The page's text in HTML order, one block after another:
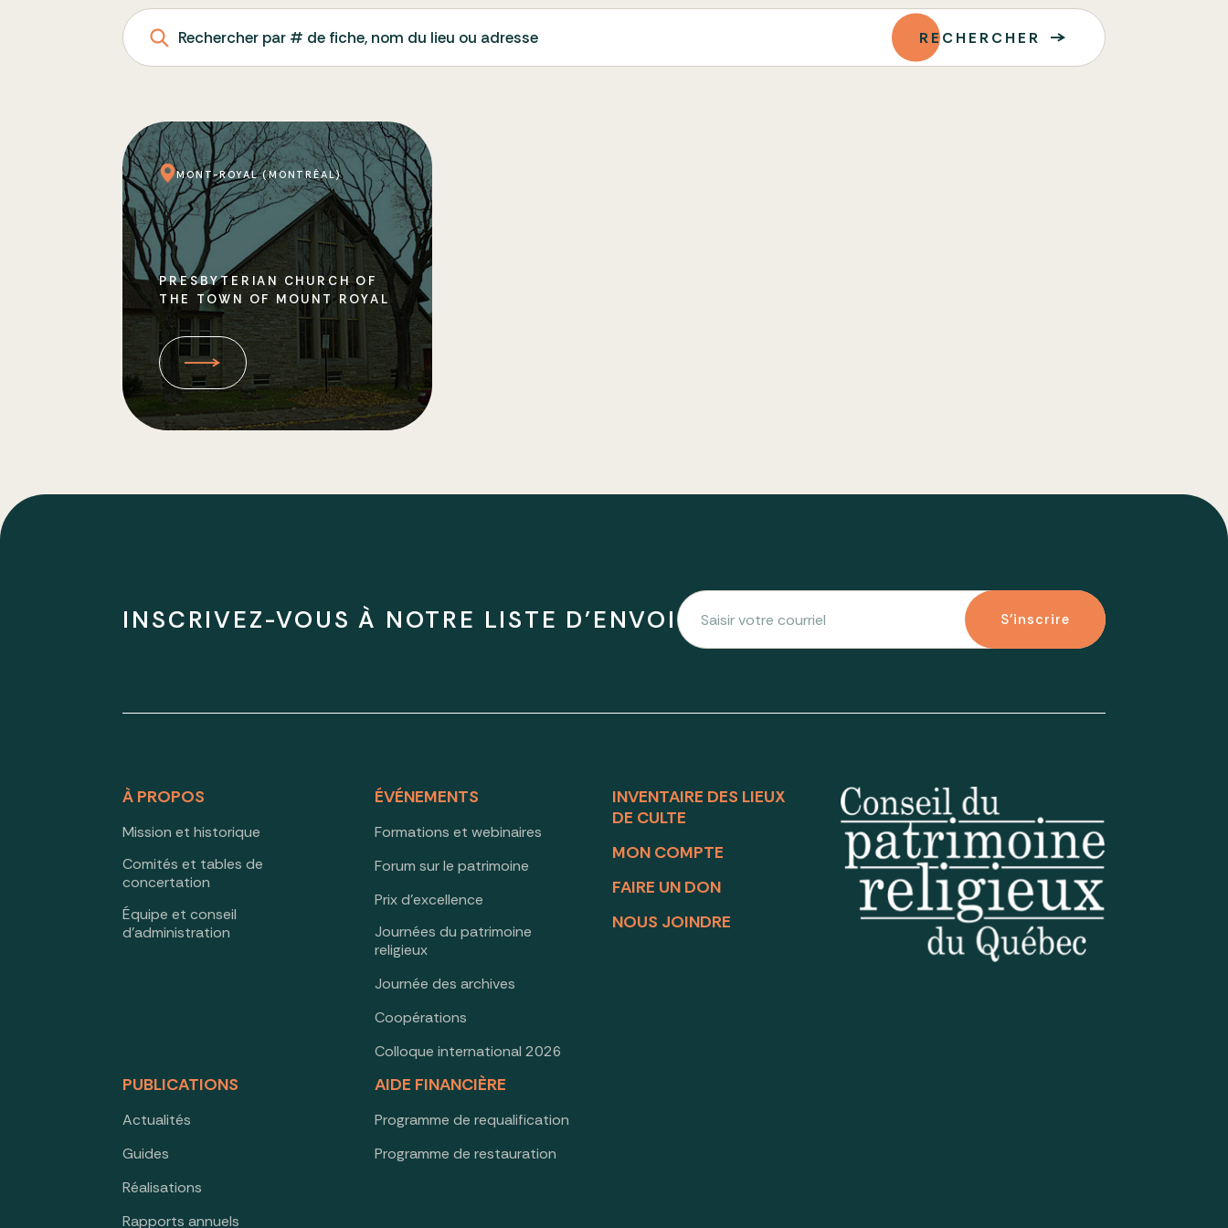
Rechercher par # de fiche, nom du lieu ou adresse RECHERCHER
MONT-ROYAL (MONTRÉAL)
PRESBYTERIAN CHURCH OF
THE TOWN OF MOUNT ROYAL
INSCRIVEZ-VOUS À NOTRE LISTE D'ENVOI S'inscrire
À PROPOS
Mission et historique
Comités et tables de
concertation
Équipe et conseil
d’administration
ÉVÉNEMENTS
Formations et webinaires
Forum sur le patrimoine
Prix d’excellence
Journées du patrimoine
religieux
Journée des archives
Coopérations
Colloque international 2026
PUBLICATIONS
Actualités
Guides
Réalisations
Rapports annuels
AIDE FINANCIÈRE
Programme de requalification
Programme de restauration
INVENTAIRE DES LIEUX
DE CULTE
MON COMPTE
FAIRE UN DON
NOUS JOINDRE